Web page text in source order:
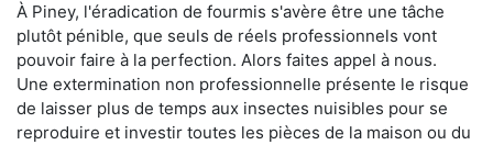
À Piney, l'éradication de fourmis s'avère être une tâche
plutôt pénible, que seuls de réels professionnels vont
pouvoir faire à la perfection. Alors faites appel à nous.
Une extermination non professionnelle présente le risque
de laisser plus de temps aux insectes nuisibles pour se
reproduire et investir toutes les pièces de la maison ou du